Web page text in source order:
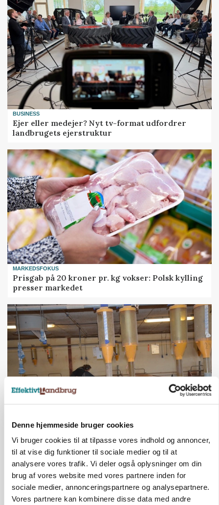
Denne hjemmeside bruger cookies
Vi bruger cookies til at tilpasse vores indhold og annoncer,
til at vise dig funktioner til sociale medier og til at
analysere vores trafik. Vi deler også oplysninger om din
brug af vores website med vores partnere inden for
sociale medier, annonceringspartnere og analysepartnere.
Vores partnere kan kombinere disse data med andre
BUSINESS
Ejer eller medejer? Nyt tv-format udfordrer
landbrugets ejerstruktur
MARKEDSFOKUS
Prisgab på 20 kroner pr. kg vokser: Polsk kylling
presser markedet
GRISE
Rådgiver om DB-Tjek: Små justeringer kan give
store besparelser
Annonce
Loading...